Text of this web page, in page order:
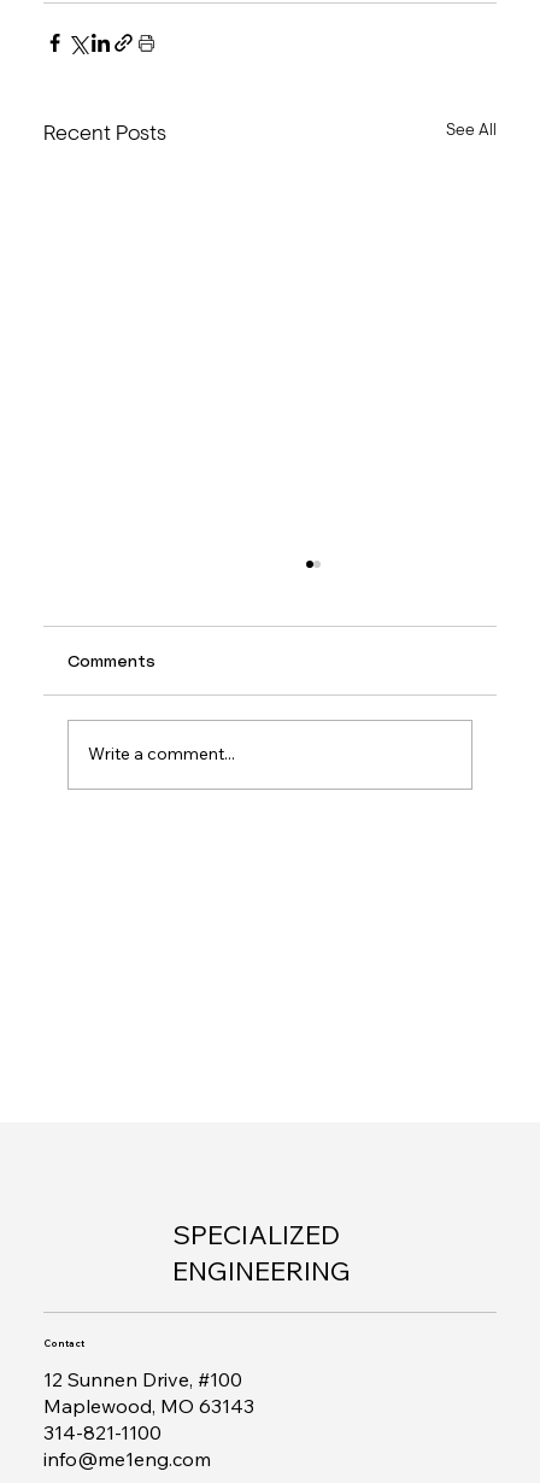
Recent Posts See All
Comments
Write a comment...
SPECIALIZED
ENGINEERING
Contact
12 Sunnen Drive, #100
Maplewood, MO 63143
314-821-1100
info@me1eng.com